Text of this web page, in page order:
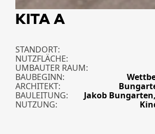
KITA A
STANDORT
NUTZFLÄCHE
UMBAUTER RAUM
BAUBEGINN
ARCHITEKT
BAULEITUNG
Jakob
NUTZUNG